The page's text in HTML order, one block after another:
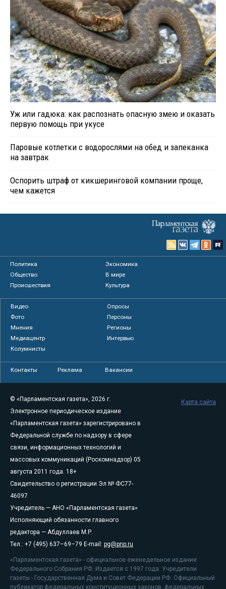
Уж или гадюка: как распознать опасную змею и оказать
первую помощь при укусе
Паровые котлетки с водорослями на обед и запеканка
на завтрак
Оспорить штраф от кикшеринговой компании проще,
чем кажется
Политика
Экономика
Общество
В мире
Происшествия
Культура
Видео
Опросы
Фото
Персоны
Мнения
Регионы
Медиацентр
Интервью
Колумнисты
Контакты Реклама Вакансии
© «Парламентская газета», 2026 г.
Электронное периодическое издание
«Парламентская газета» зарегистрировано в
Федеральной службе по надзору в сфере
связи, информационных технологий и
массовых коммуникаций (Роскомнадзор) 05
августа 2011 года. 18+
Свидетельство о регистрации Эл № ФС77-
46097
Учредитель — АНО «Парламентская газета»
Исполняющий обязанности главного
редактора — Абдуллаев М.Р.
Тел.: +7 (495) 637–69–79 E-mail: pg@pnp.ru
«Парламентская газета» - официальное еженедельное издание
Федерального Собрания РФ. Издается с 1997 года. Учредители
газеты - Государственная Дума и Совет Федерации РФ. Официальный
публикатор федеральных конституционных законов, федеральных
Карта сайта